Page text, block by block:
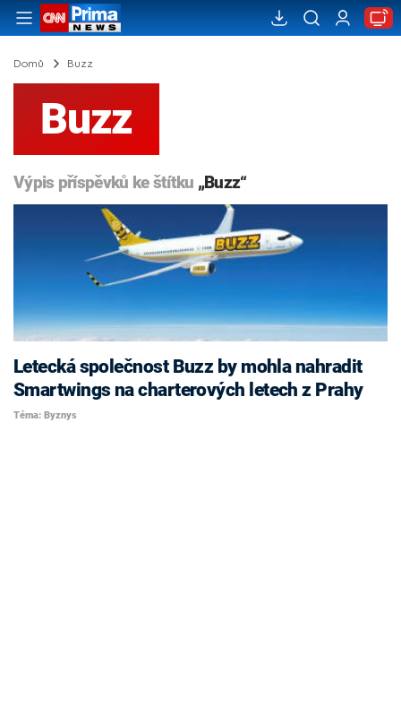
Domů Buzz
Buzz
Výpis příspěvků ke štítku „Buzz“
Letecká společnost Buzz by mohla nahradit
Smartwings na charterových letech z Prahy
Téma: Byznys